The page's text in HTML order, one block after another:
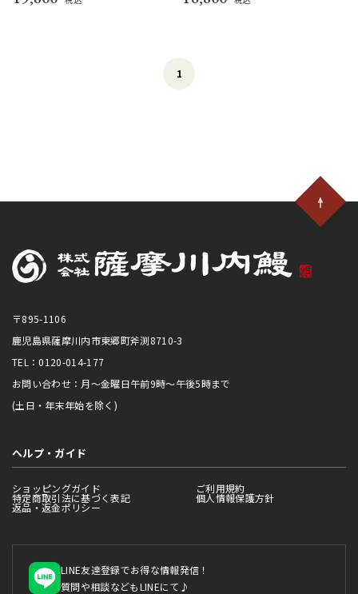
1
〒895-1106
鹿児島県薩摩川内市東郷町斧渕8710-3
TEL：0120-014-177
お問い合わせ：月～金曜日午前9時～午後5時まで
(土日・年末年始を除く)
ヘルプ・ガイド
ショッピングガイド ご利用規約
特定商取引法に基づく表記 個人情報保護方針
返品・返金ポリシー
LINE友達登録でお得な情報発信！
質問や相談などもLINEにて♪